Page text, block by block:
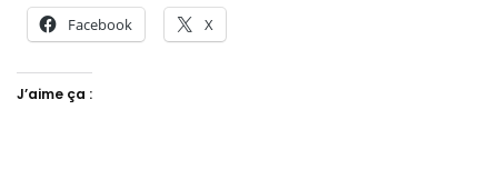
Facebook X
J’aime ça :